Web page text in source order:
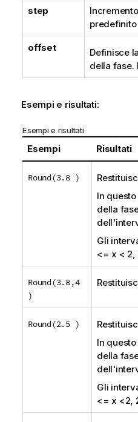
step
predefinito
offset
Definisce
della fase.
Esempi e risultati:
Esempi e risultati
Esempi Risultati
Round(3.8 )
In
della
Gli
<= x < 2,
Round(3.8,4
)
Round(2.5 )
In
della
Gli
<= x <2,